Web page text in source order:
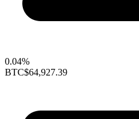
0.04%
BTC$64,927.39